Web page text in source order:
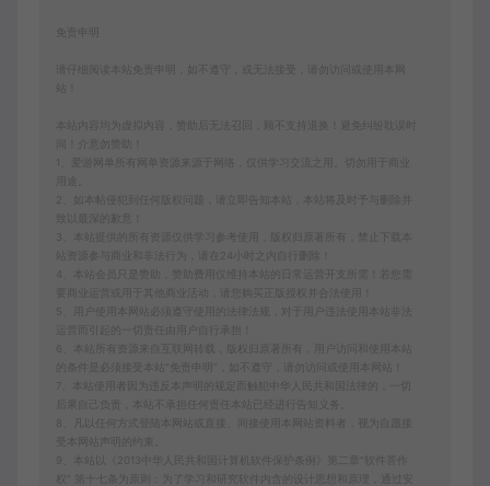
免责申明
请仔细阅读本站免责申明，如不遵守，或无法接受，请勿访问或使用本网
本站内容均为虚拟内容，赞助后无法召回，顾不支持退换！避免纠纷耽误时
间！介意勿赞助！
1、爱游网单所有网单资源来源于网络，仅供学习交流之用。切勿用于商业
2、如本帖侵犯到任何版权问题，请立即告知本站，本站将及时予与删除并
致以最深的歉意！
3、本站提供的所有资源仅供学习参考使用，版权归原著所有，禁止下载本
站资源参与商业和非法行为，请在24小时之内自行删除！
4、本站会员只是赞助，赞助费用仅维持本站的日常运营开支所需！若您需
要商业运营或用于其他商业活动，请您购买正版授权并合法使用！
5、用户使用本网站必须遵守使用的法律法规，对于用户违法使用本站非法
6、本站所有资源来自互联网转载，版权归原著所有，用户访问和使用本站
的条件是必须接受本站“免责申明”，如不遵守，请勿访问或使用本网站！
7、本站使用者因为违反本声明的规定而触犯中华人民共和国法律的，一切
后果自己负责，本站不承担任何责任本站已经进行告知义务。
8、凡以任何方式登陆本网站或直接、间接使用本网站资料者，视为自愿接
受本网站声明的约束。
9、本站以《2013中华人民共和国计算机软件保护条例》第二章"软件菩作
权” 第十七条为原则：为了学习和研究软件内含的设计思想和原理，通过安